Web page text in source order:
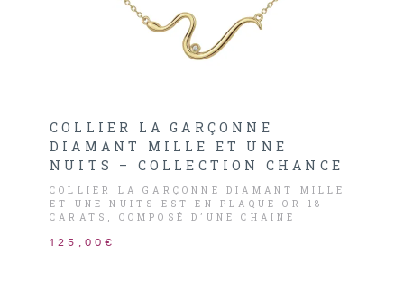
COLLIER LA GARÇONNE
DIAMANT MILLE ET UNE
NUITS – COLLECTION CHANCE
COLLIER LA GARÇONNE DIAMANT MILLE
ET UNE NUITS EST EN PLAQUE OR 18
CARATS, COMPOSÉ D’UNE CHAINE
DÉVOILÉ DANS SA LONGUEUR ET ORNÉ
125,00€